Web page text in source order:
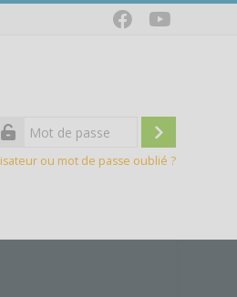
ou mot de passe oublié ?